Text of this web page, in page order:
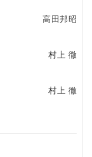
高田邦昭
村上 徹
村上 徹